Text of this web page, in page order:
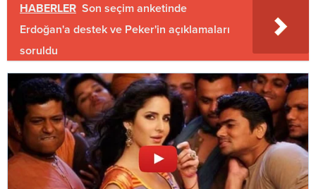
HABERLER Son seçim anketinde
Erdoğan'a destek ve Peker'in açıklamaları
soruldu